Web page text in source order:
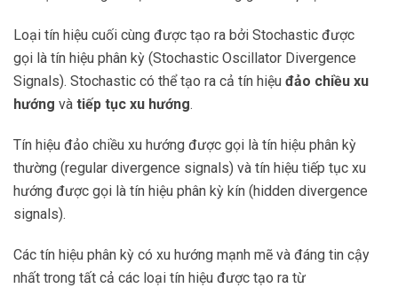
Loại tín hiệu cuối cùng được tạo ra bởi Stochastic được
gọi là tín hiệu phân kỳ (Stochastic Oscillator Divergence
Signals). Stochastic có thể tạo ra cả tín hiệu đảo chiều xu
hướng và tiếp tục xu hướng.
Tín hiệu đảo chiều xu hướng được gọi là tín hiệu phân kỳ
thường (regular divergence signals) và tín hiệu tiếp tục xu
hướng được gọi là tín hiệu phân kỳ kín (hidden divergence
signals).
Các tín hiệu phân kỳ có xu hướng mạnh mẽ và đáng tin cậy
nhất trong tất cả các loại tín hiệu được tạo ra từ